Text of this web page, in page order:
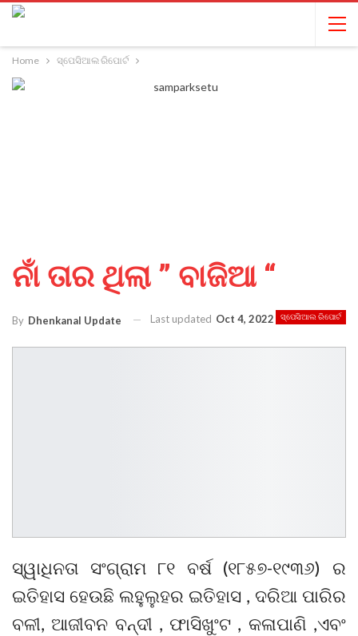
Home ସ୍ପେସିଆଲ ରିପୋର୍ଟ
ନାଁ ତାର ଥିଲା ” ବାଜିଆ “
ସ୍ପେସିଆଲ ରିପୋର୍ଟ
By Dhenkanal Update Last updated Oct 4, 2022
ସ୍ୱାଧିନତା ସଂଗ୍ରାମ ୮୧ ବର୍ଷ (୧୮୫୭-୧୯୩୬) ର
ଇତିହାସ ହେଉଛି ଲହୁଲୁହର ଇତିହାସ , ଦରିଆ ପାରିର
ବଳୀ, ଆଜୀବନ ବନ୍ଦୀ , ଫାସିଖୁଂଟ , କଳାପାଣି ,ଏବଂ